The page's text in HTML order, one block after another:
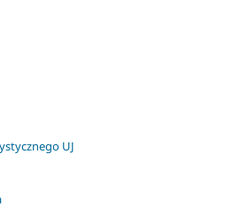
UJ